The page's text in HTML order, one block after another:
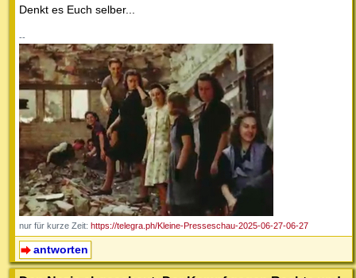
Denkt es Euch selber...
--
nur für kurze Zeit: https://telegra.ph/Kleine-Presseschau-2025-06-27-06-27
antworten